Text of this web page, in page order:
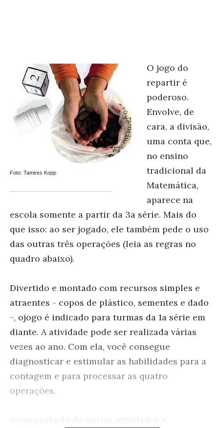
Foto: Tamires Kopp
O jogo do
repartir é
poderoso.
Envolve, de
cara, a divisão,
uma conta que,
no ensino
tradicional da
Matemática,
aparece na
escola somente a partir da 3a série. Mais do
que isso: ao ser jogado, ele também pede o uso
das outras três operações (leia as regras no
quadro abaixo).
Divertido e montado com recursos simples e
atraentes - copos de plástico, sementes e dado
-, ojogo é indicado para turmas da 1a série em
diante. A atividade pode ser realizada várias
vezes ao ano. Com ela, você consegue
diagnosticar e estimular as habilidades para a
contagem e para processar as quatro
operações.